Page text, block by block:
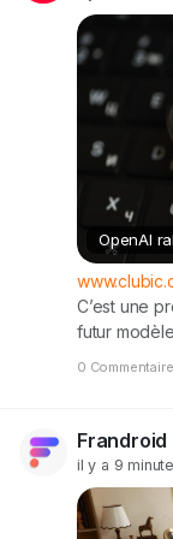
C’est une
futur
contrôles de
0
Frandroid
il y a 9